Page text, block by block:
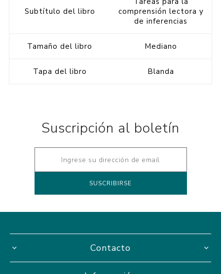
Subtítulo del libro
comprensión lectora y
de inferencias
Tamaño del libro Mediano
Tapa del libro Blanda
Suscripción al boletín
Contacto